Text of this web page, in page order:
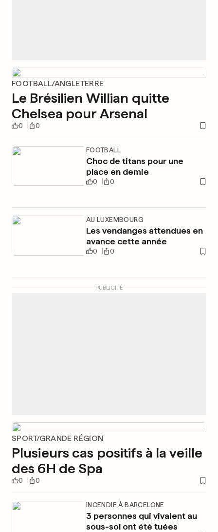
FOOTBALL/ANGLETERRE
Le Brésilien Willian quitte
Chelsea pour Arsenal
0 0
FOOTBALL
Choc de titans pour une
place en demie
0 0
AU LUXEMBOURG
Les vendanges attendues en
avance cette année
0 0
PUBLICITÉ
SPORT/GRANDE RÉGION
Plusieurs cas positifs à la veille
des 6H de Spa
0 0
INCENDIE À BARCELONE
3 personnes qui vivaient au
sous-sol ont été tuées